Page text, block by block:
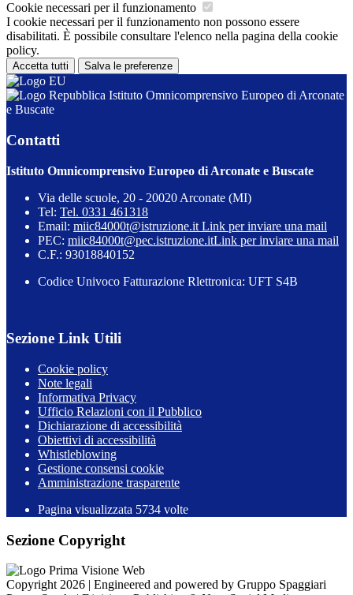
Cookie necessari per il funzionamento
I cookie necessari per il funzionamento non possono essere
disabilitati. È possibile consultare l'elenco nella pagina della cookie
policy.
Accetta tutti Salva le preferenze
Istituto Omnicomprensivo Europeo di Arconate
e Buscate
Contatti
Istituto Omnicomprensivo Europeo di Arconate e Buscate
Via delle scuole, 20 - 20020 Arconate (MI)
Tel: Tel. 0331 461318
Email: miic84000t@istruzione.it Link per inviare una mail
PEC: miic84000t@pec.istruzione.itLink per inviare una mail
C.F.: 93018840152
Codice Univoco Fatturazione Rlettronica: UFT S4B
Sezione Link Utili
Cookie policy
Note legali
Informativa Privacy
Ufficio Relazioni con il Pubblico
Dichiarazione di accessibilità
Obiettivi di accessibilità
Whistleblowing
Gestione consensi cookie
Amministrazione trasparente
Pagina visualizzata 5734 volte
Sezione Copyright
Copyright 2026 | Engineered and powered by Gruppo Spaggiari